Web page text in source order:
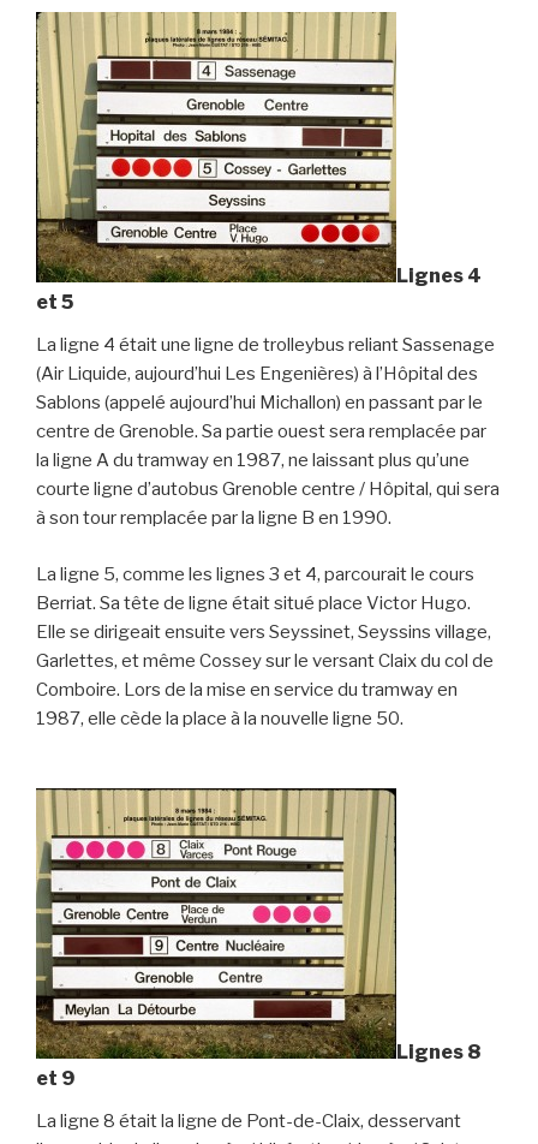
Lignes 4
et 5
La ligne 4 était une ligne de trolleybus reliant Sassenage
(Air Liquide, aujourd’hui Les Engenières) à l’Hôpital des
Sablons (appelé aujourd’hui Michallon) en passant par le
centre de Grenoble. Sa partie ouest sera remplacée par
la ligne A du tramway en 1987, ne laissant plus qu’une
courte ligne d’autobus Grenoble centre / Hôpital, qui sera
à son tour remplacée par la ligne B en 1990.
La ligne 5, comme les lignes 3 et 4, parcourait le cours
Berriat. Sa tête de ligne était situé place Victor Hugo.
Elle se dirigeait ensuite vers Seyssinet, Seyssins village,
Garlettes, et même Cossey sur le versant Claix du col de
Comboire. Lors de la mise en service du tramway en
1987, elle cède la place à la nouvelle ligne 50.
Lignes 8
et 9
La ligne 8 était la ligne de Pont-de-Claix, desservant